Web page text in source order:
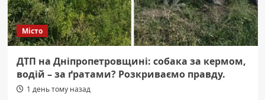
Місто
ДТП на Дніпропетровщині: собака за кермом,
водій – за ґратами? Розкриваємо правду.
1 день тому назад